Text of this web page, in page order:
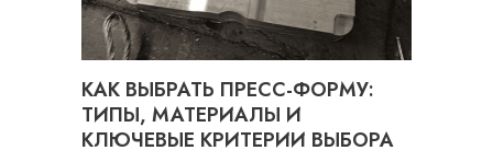
КАК ВЫБРАТЬ ПРЕСС-ФОРМУ:
ТИПЫ, МАТЕРИАЛЫ И
КЛЮЧЕВЫЕ КРИТЕРИИ ВЫБОРА